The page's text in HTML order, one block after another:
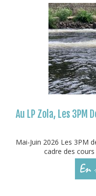
Au LP Zola, Les 3PM
Mai-Juin 2026 Les 3PM
cadre des cours
En